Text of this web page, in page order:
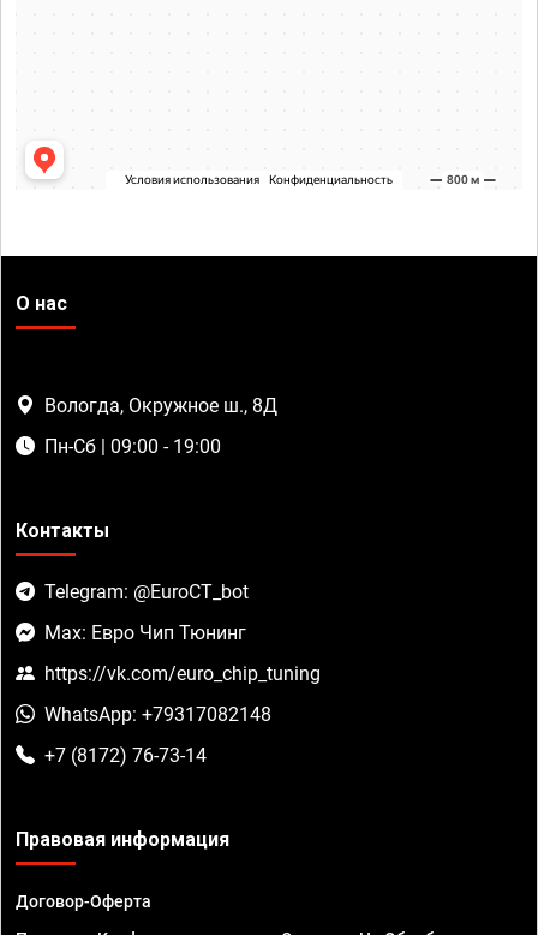
О нас
Вологда, Окружное ш., 8Д
Пн-Сб | 09:00 - 19:00
Контакты
Telegram: @EuroCT_bot
Max: Евро Чип Тюнинг
https://vk.com/euro_chip_tuning
WhatsApp: +79317082148
+7 (8172) 76-73-14
Правовая информация
Договор-Оферта